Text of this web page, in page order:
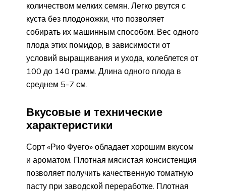
количеством мелких семян. Легко рвутся с
куста без плодоножки, что позволяет
собирать их машинным способом. Вес одного
плода этих помидор, в зависимости от
условий выращивания и ухода, колеблется от
100 до 140 грамм. Длина одного плода в
среднем 5-7 см.
Вкусовые и технические
характеристики
Сорт «Рио Фуего» обладает хорошим вкусом
и ароматом. Плотная мясистая консистенция
позволяет получить качественную томатную
пасту при заводской переработке. Плотная